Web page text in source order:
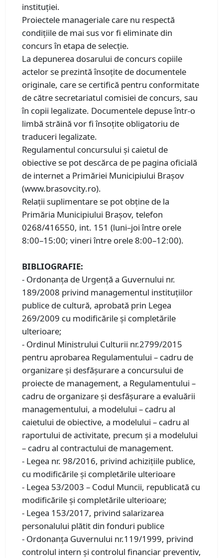
instituției.
Proiectele manageriale care nu respectă
condiţiile de mai sus vor fi eliminate din
concurs în etapa de selecţie.
La depunerea dosarului de concurs copiile
actelor se prezintă însoţite de documentele
originale, care se certifică pentru conformitate
de către secretariatul comisiei de concurs, sau
în copii legalizate. Documentele depuse într-o
limbă străină vor fi însoțite obligatoriu de
traduceri legalizate.
Regulamentul concursului şi caietul de
obiective se pot descărca de pe pagina oficială
de internet a Primăriei Municipiului Braşov
(www.brasovcity.ro).
Relaţii suplimentare se pot obţine de la
Primăria Municipiului Braşov, telefon
0268/416550, int. 151 (luni–joi între orele
8:00–15:00; vineri între orele 8:00–12:00).
BIBLIOGRAFIE:
- Ordonanţa de Urgenţă a Guvernului nr.
189/2008 privind managementul instituţiilor
publice de cultură, aprobată prin Legea
269/2009 cu modificările şi completările
ulterioare;
- Ordinul Ministrului Culturii nr.2799/2015
pentru aprobarea Regulamentului – cadru de
organizare și desfășurare a concursului de
proiecte de management, a Regulamentului –
cadru de organizare și desfășurare a evaluării
managementului, a modelului – cadru al
caietului de obiective, a modelului – cadru al
raportului de activitate, precum și a modelului
– cadru al contractului de management.
- Legea nr. 98/2016, privind achizițiile publice,
cu modificările și completările ulterioare
- Legea 53/2003 – Codul Muncii, republicată cu
modificările și completările ulterioare;
- Legea 153/2017, privind salarizarea
personalului plătit din fonduri publice
- Ordonanța Guvernului nr.119/1999, privind
controlul intern și controlul financiar preventiv,